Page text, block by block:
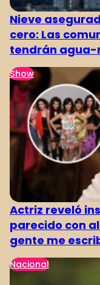
Nieve
cero: Las
tendrán agua-
Show
Actriz reveló
parecido con
gente me
Nacional